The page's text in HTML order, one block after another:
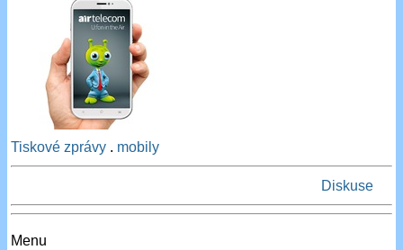
Tiskové zprávy . mobily
Diskuse
Menu